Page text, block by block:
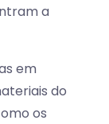
a
em
do
os